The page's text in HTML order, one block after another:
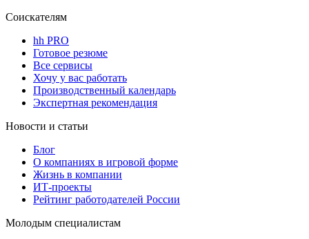
Соискателям
hh PRO
Готовое резюме
Все сервисы
Хочу у вас работать
Производственный календарь
Экспертная рекомендация
Новости и статьи
Блог
О компаниях в игровой форме
Жизнь в компании
ИТ-проекты
Рейтинг работодателей России
Молодым специалистам